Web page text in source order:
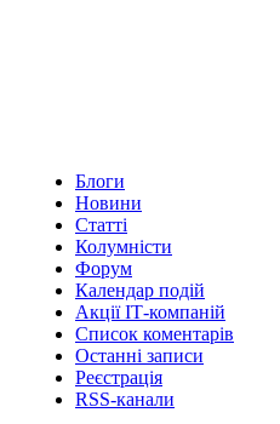
Блоги
Новини
Статті
Колумністи
Форум
Календар подій
Акції ІТ-компаній
Список коментарів
Останні записи
Реєстрація
RSS-канали